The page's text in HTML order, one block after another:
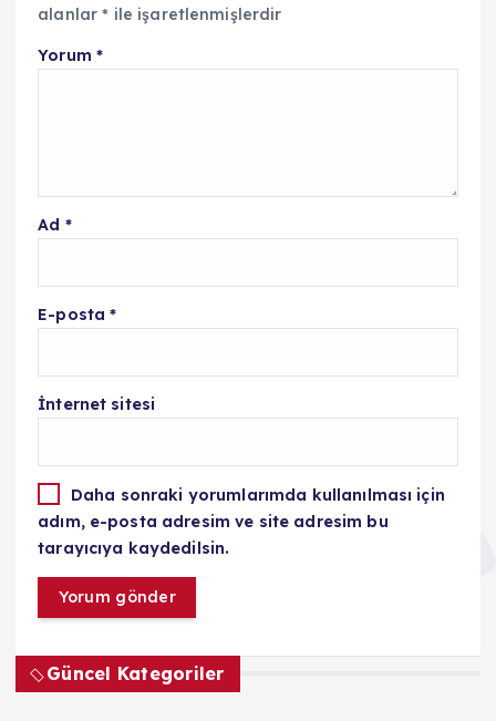
alanlar* ile işaretlenmişlerdir
Yorum *
Ad *
E-posta*
İnternet sitesi
Daha sonraki yorumlarımda kullanılması için
adım, e-posta adresim ve site adresim bu
tarayıcıya kaydedilsin.
Güncel Kategoriler